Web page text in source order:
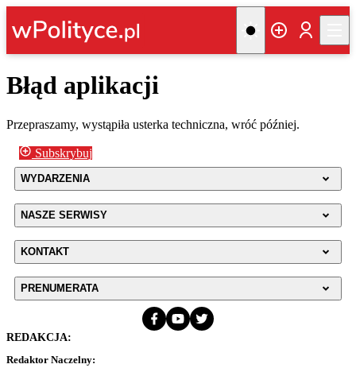
Błąd aplikacji
Przepraszamy, wystąpiła usterka techniczna, wróć później.
Subskrybuj
WYDARZENIA
NASZE SERWISY
KONTAKT
PRENUMERATA
REDAKCJA:
Redaktor Naczelny: